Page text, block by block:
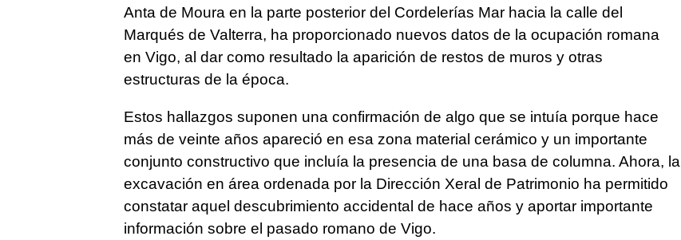
Anta de Moura en la parte posterior del Cordelerías Mar hacia la calle del
Marqués de Valterra, ha proporcionado nuevos datos de la ocupación romana
en Vigo, al dar como resultado la aparición de restos de muros y otras
estructuras de la época.
Estos hallazgos suponen una confirmación de algo que se intuía porque hace
más de veinte años apareció en esa zona material cerámico y un importante
conjunto constructivo que incluía la presencia de una basa de columna. Ahora, la
excavación en área ordenada por la Dirección Xeral de Patrimonio ha permitido
constatar aquel descubrimiento accidental de hace años y aportar importante
información sobre el pasado romano de Vigo.